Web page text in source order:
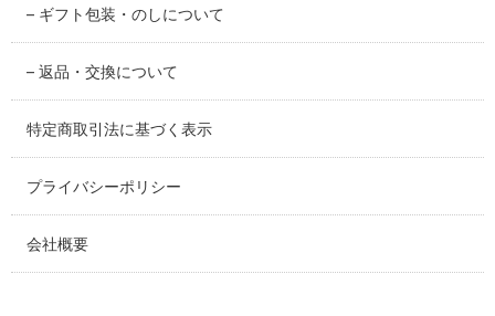
cup
モーニングセット
morning set
レスト・箸置き
– ギフト包装・のしについて
– 返品・交換について
特定商取引法に基づく表示
プライバシーポリシー
会社概要